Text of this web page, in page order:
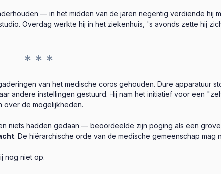
— in het midden van de jaren negentig verdiende hij
Overdag werkte hij in het ziekenhuis, 's avonds zette hij
* * *
van het medische corps gehouden. Dure apparatuur
andere instellingen gestuurd. Hij nam het initiatief voor een
over de mogelijkheden.
niets hadden gedaan — beoordeelde zijn poging als een
. De hiërarchische orde van de medische gemeenschap mag
nog niet op.